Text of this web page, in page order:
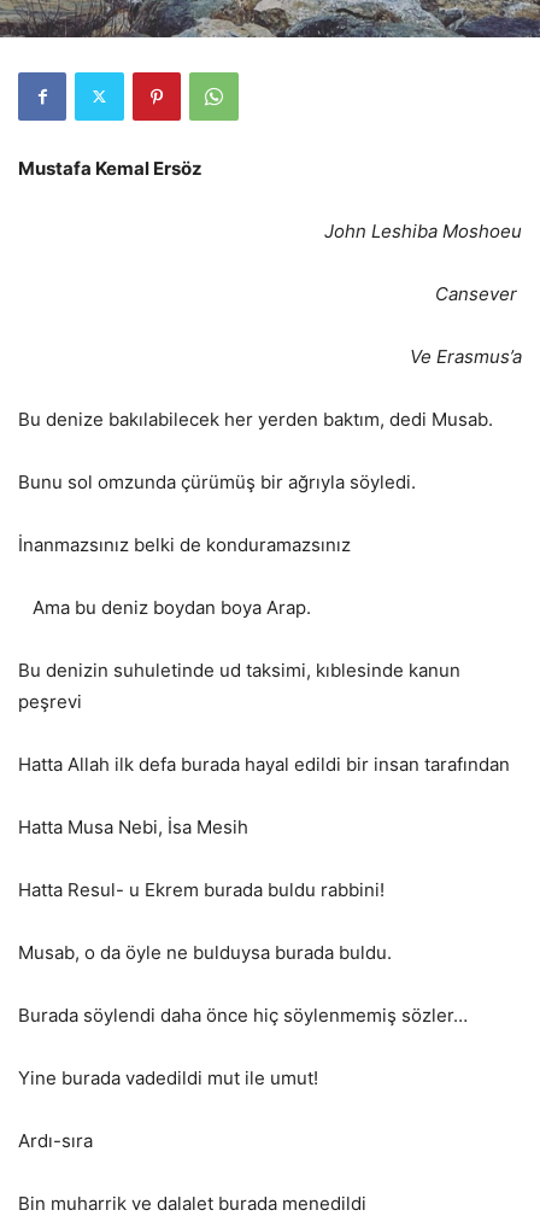
Mustafa Kemal Ersöz
John Leshiba Moshoeu
Cansever
Ve Erasmus’a
Bu denize bakılabilecek her yerden baktım, dedi Musab.
Bunu sol omzunda çürümüş bir ağrıyla söyledi.
İnanmazsınız belki de konduramazsınız
Ama bu deniz boydan boya Arap.
Bu denizin suhuletinde ud taksimi, kıblesinde kanun
peşrevi
Hatta Allah ilk defa burada hayal edildi bir insan tarafından
Hatta Musa Nebi, İsa Mesih
Hatta Resul- u Ekrem burada buldu rabbini!
Musab, o da öyle ne bulduysa burada buldu.
Burada söylendi daha önce hiç söylenmemiş sözler…
Yine burada vadedildi mut ile umut!
Ardı-sıra
Bin muharrik ve dalalet burada menedildi